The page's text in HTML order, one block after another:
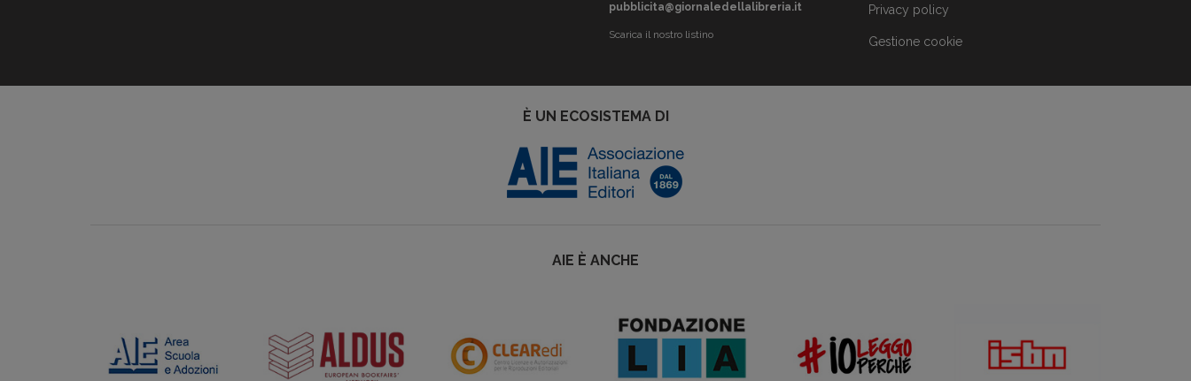
pubblicita@giornaledellalibreria.it
Scarica il nostro listino
Privacy policy
Gestione cookie
È UN ECOSISTEMA DI
AIE È ANCHE